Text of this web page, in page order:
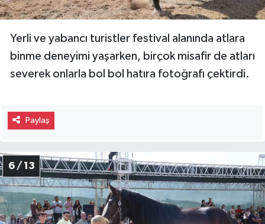
Yerli ve yabancı turistler festival alanında atlara
binme deneyimi yaşarken, birçok misafir de atları
severek onlarla bol bol hatıra fotoğrafı çektirdi.
Paylaş
6 / 13